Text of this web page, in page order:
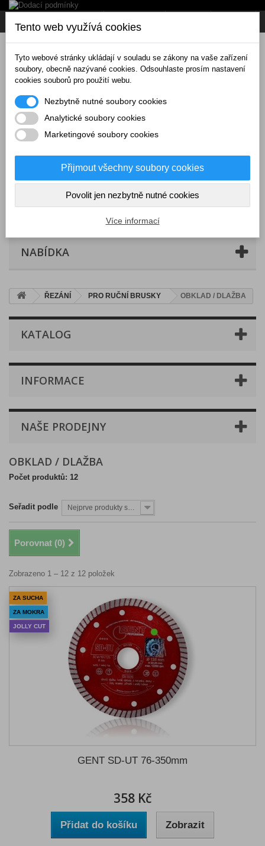
Košík (prázdný)
NABÍDKA
ŘEZÁNÍ PRO RUČNÍ BRUSKY OBKLAD / DLAŽBA
KATALOG
INFORMACE
NAŠE PRODEJNY
OBKLAD / DLAŽBA
Počet produktů: 12
Seřadit podle
Porovnat (0)
Zobrazeno 1 – 12 z 12 položek
ZA SUCHA
ZA MOKRA
JOLLY CUT
GENT SD-UT 76-350mm
358 Kč
Přidat do košíku Zobrazit
Tento web využívá cookies
Tyto webové stránky ukládají v souladu se zákony na vaše zařízení
soubory, obecně nazývané cookies. Odsouhlaste prosím nastavení
cookies souborů pro použití webu.
Nezbytně nutné soubory cookies
Analytické soubory cookies
Marketingové soubory cookies
Přijmout všechny soubory cookies
Povolit jen nezbytně nutné cookies
Více informací